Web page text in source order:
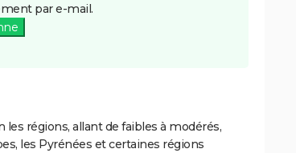
par e-mail.
les régions, allant de faibles à modérés,
les Pyrénées et certaines régions